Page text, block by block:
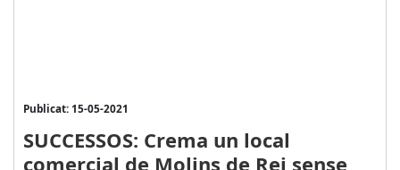
Publicat: 15-05-2021
SUCCESSOS: Crema un local
comercial de Molins de Rei sense